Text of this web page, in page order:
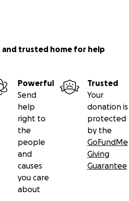
and trusted home for help
Powerful
Send
help
right to
the
people
and
causes
you care
about
Trusted
Your
donation is
protected
by the
GoFundMe
Giving
Guarantee